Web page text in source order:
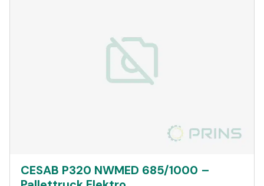
CESAB P320 NWMED 685/1000 –